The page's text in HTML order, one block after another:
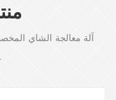
آلة معالجة الشاي